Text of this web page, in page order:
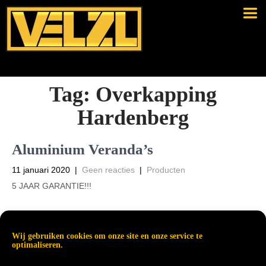
Wij gebruiken cookies om onze site en onze service te
optimaliseren.
Tag: Overkapping
Hardenberg
Aluminium Veranda’s
11 januari 2020 | Geen reacties | Producten
5 JAAR GARANTIE!!!
Read More →